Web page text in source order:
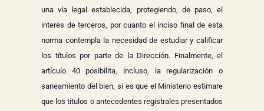
una vía legal establecida, protegiendo, de paso, el
interés de terceros, por cuanto el inciso final de esta
norma contempla la necesidad de estudiar y calificar
los títulos por parte de la Dirección. Finalmente, el
artículo 40 posibilita, incluso, la regularización o
saneamiento del bien, si es que el Ministerio estimare
que los títulos o antecedentes registrales presentados